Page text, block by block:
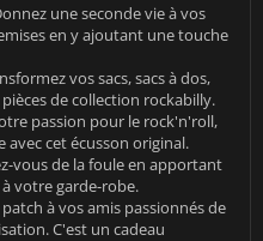
une seconde vie à vos
en y ajoutant une touche
vos sacs, sacs à dos,
de collection rockabilly.
passion pour le rock'n'roll,
cet écusson original.
vous de la foule en apportant
votre garde-robe.
à vos amis passionnés de
C'est un cadeau